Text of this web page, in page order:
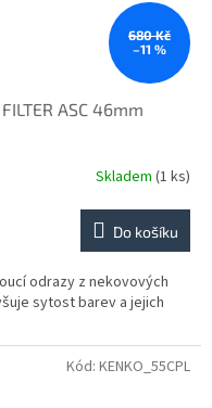
680 Kč
–11 %
ASC 46mm
Skladem (1 ks)
Do košíku
odrazy z nekovových
sytost barev a jejich
Kód: KENKO_55CPL